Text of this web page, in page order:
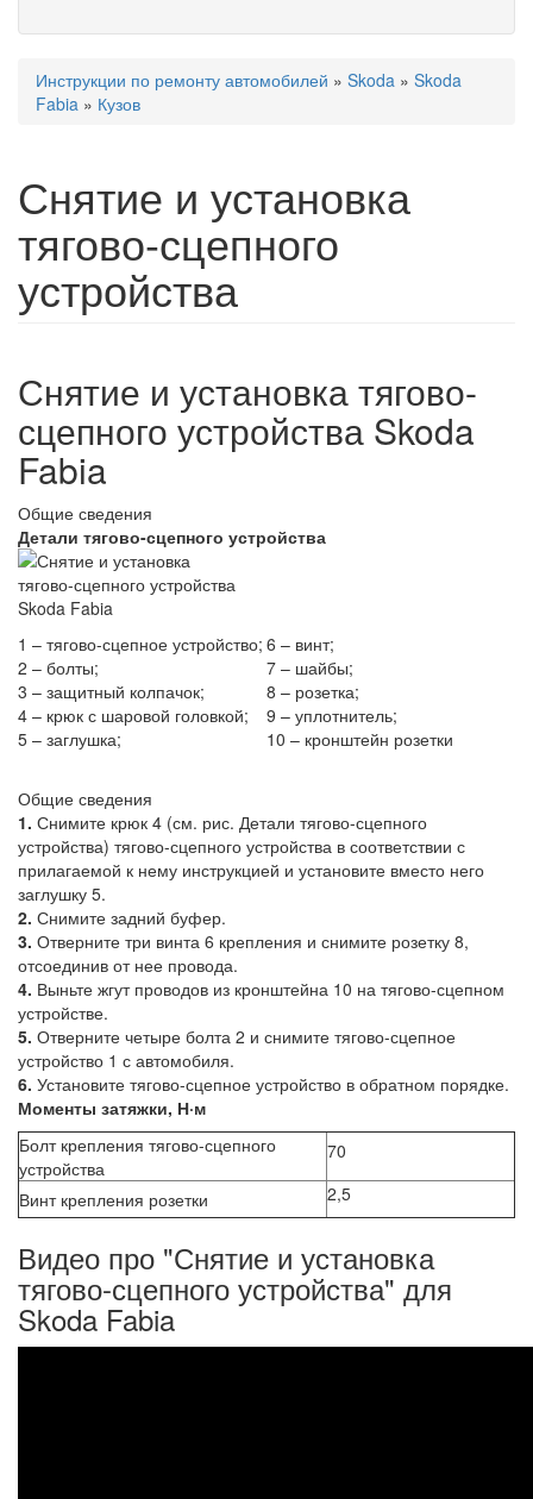
Вы здесь
Инструкции по ремонту автомобилей » Skoda » Skoda
Fabia » Кузов
Снятие и установка
тягово-сцепного
устройства
Снятие и установка тягово-
сцепного устройства Skoda
Fabia
Общие сведения
Детали тягово-сцепного устройства
1 – тягово-сцепное устройство;
2 – болты;
3 – защитный колпачок;
4 – крюк с шаровой головкой;
5 – заглушка;
6 – винт;
7 – шайбы;
8 – розетка;
9 – уплотнитель;
10 – кронштейн розетки
Общие сведения
1. Снимите крюк 4 (см. рис. Детали тягово-сцепного
устройства) тягово-сцепного устройства в соответствии с
прилагаемой к нему инструкцией и установите вместо него
заглушку 5.
2. Снимите задний буфер.
3. Отверните три винта 6 крепления и снимите розетку 8,
отсоединив от нее провода.
4. Выньте жгут проводов из кронштейна 10 на тягово-сцепном
устройстве.
5. Отверните четыре болта 2 и снимите тягово-сцепное
устройство 1 с автомобиля.
6. Установите тягово-сцепное устройство в обратном порядке.
Моменты затяжки, Н·м
Болт крепления тягово-сцепного
устройства
70
Винт крепления розетки 2,5
Видео про "Снятие и установка
тягово-сцепного устройства" для
Skoda Fabia